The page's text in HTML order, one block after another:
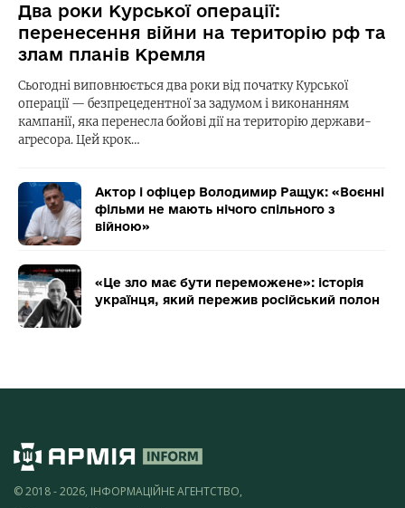
Два роки Курської операції:
перенесення війни на територію рф та
злам планів Кремля
Сьогодні виповнюється два роки від початку Курської
операції — безпрецедентної за задумом і виконанням
кампанії, яка перенесла бойові дії на територію держави-
агресора. Цей крок…
Актор і офіцер Володимир Ращук: «Воєнні
фільми не мають нічого спільного з
війною»
«Це зло має бути переможене»: історія
українця, який пережив російський полон
© 2018 - 2026, ІНФОРМАЦІЙНЕ АГЕНТСТВО,